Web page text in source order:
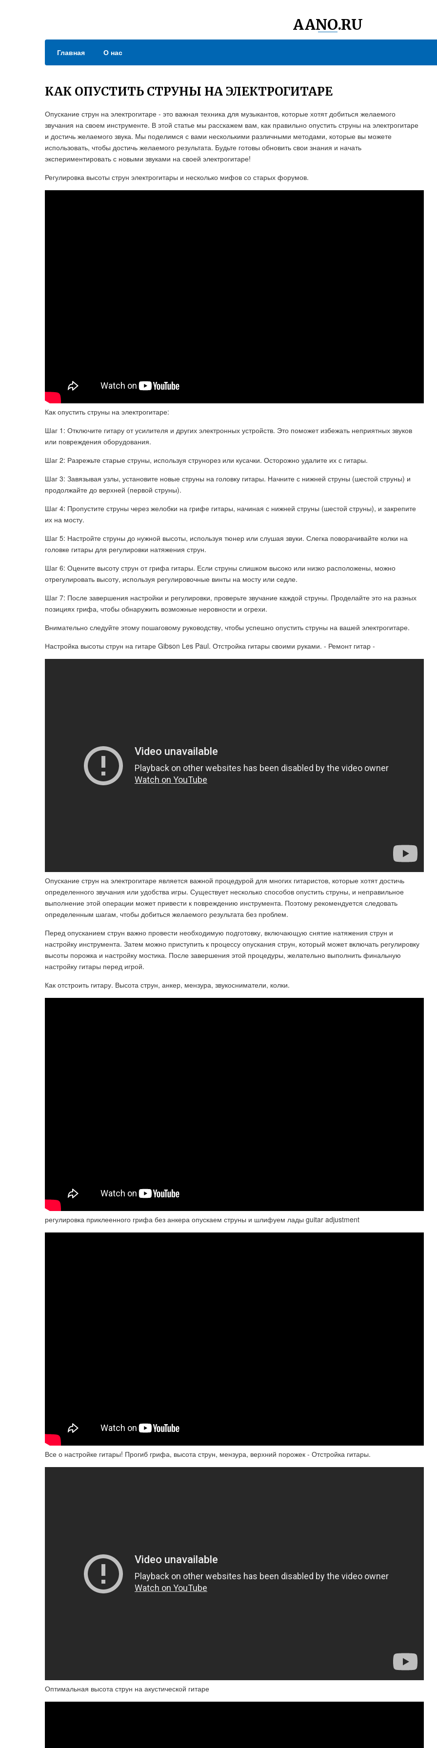
AANO.RU
Главная О нас
КАК ОПУСТИТЬ СТРУНЫ НА ЭЛЕКТРОГИТАРЕ
Опускание струн на электрогитаре - это важная техника для музыкантов, которые хотят добиться желаемого
звучания на своем инструменте. В этой статье мы расскажем вам, как правильно опустить струны на электрогитаре
и достичь желаемого звука. Мы поделимся с вами несколькими различными методами, которые вы можете
использовать, чтобы достичь желаемого результата. Будьте готовы обновить свои знания и начать
экспериментировать с новыми звуками на своей электрогитаре!
Регулировка высоты струн электрогитары и несколько мифов со старых форумов.
Как опустить струны на электрогитаре:
Шаг 1: Отключите гитару от усилителя и других электронных устройств. Это поможет избежать неприятных звуков
или повреждения оборудования.
Шаг 2: Разрежьте старые струны, используя струнорез или кусачки. Осторожно удалите их с гитары.
Шаг 3: Завязывая узлы, установите новые струны на головку гитары. Начните с нижней струны (шестой струны) и
продолжайте до верхней (первой струны).
Шаг 4: Пропустите струны через желобки на грифе гитары, начиная с нижней струны (шестой струны), и закрепите
их на мосту.
Шаг 5: Настройте струны до нужной высоты, используя тюнер или слушая звуки. Слегка поворачивайте колки на
головке гитары для регулировки натяжения струн.
Шаг 6: Оцените высоту струн от грифа гитары. Если струны слишком высоко или низко расположены, можно
отрегулировать высоту, используя регулировочные винты на мосту или седле.
Шаг 7: После завершения настройки и регулировки, проверьте звучание каждой струны. Проделайте это на разных
позициях грифа, чтобы обнаружить возможные неровности и огрехи.
Внимательно следуйте этому пошаговому руководству, чтобы успешно опустить струны на вашей электрогитаре.
Настройка высоты струн на гитаре Gibson Les Paul. Отстройка гитары своими руками. - Ремонт гитар -
Опускание струн на электрогитаре является важной процедурой для многих гитаристов, которые хотят достичь
определенного звучания или удобства игры. Существует несколько способов опустить струны, и неправильное
выполнение этой операции может привести к повреждению инструмента. Поэтому рекомендуется следовать
определенным шагам, чтобы добиться желаемого результата без проблем.
Перед опусканием струн важно провести необходимую подготовку, включающую снятие натяжения струн и
настройку инструмента. Затем можно приступить к процессу опускания струн, который может включать регулировку
высоты порожка и настройку мостика. После завершения этой процедуры, желательно выполнить финальную
настройку гитары перед игрой.
Как отстроить гитару. Высота струн, анкер, мензура, звукосниматели, колки.
регулировка приклеенного грифа без анкера опускаем струны и шлифуем лады guitar adjustment
Все о настройке гитары! Прогиб грифа, высота струн, мензура, верхний порожек - Отстройка гитары.
Оптимальная высота струн на акустической гитаре